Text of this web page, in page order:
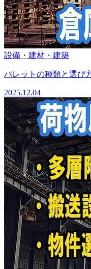
設備・建材・建築
パレットの種類と選び
2025.12.04